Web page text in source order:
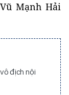
Mạnh Hải
địch nội